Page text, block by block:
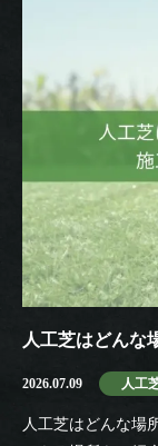
人工芝はどんな
2026.07.09 人工
人工芝はどんな場